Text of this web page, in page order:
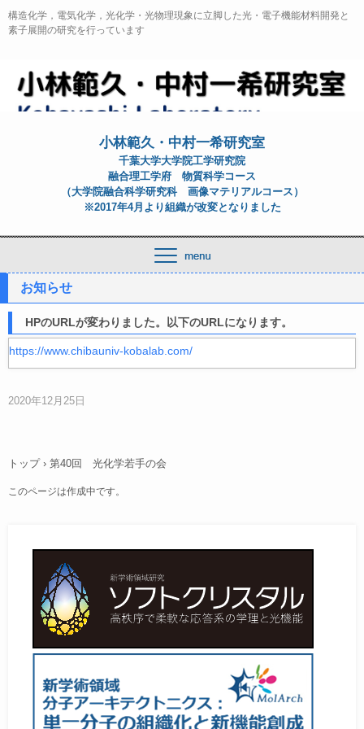
構造化学，電気化学，光化学・光物理現象に立脚した光・電子機能材料開発と
素子展開の研究を行っています
小林範久・中村一希研究室
千葉大学大学院工学研究院
融合理工学府 物質科学コース
（大学院融合科学研究科 画像マテリアルコース）
※2017年4月より組織が改変となりました
お知らせ
HPのURLが変わりました。以下のURLになります。
https://www.chibauniv-kobalab.com/
2020年12月25日
トップ › 第40回 光化学若手の会
このページは作成中です。